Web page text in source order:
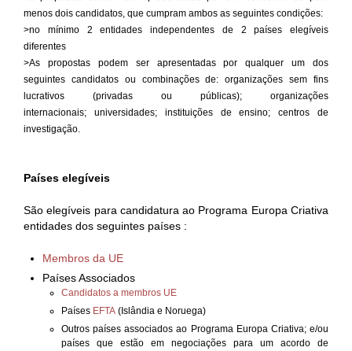
menos dois candidatos, que cumpram ambos as seguintes condições:
>no mínimo 2 entidades independentes de 2 países elegíveis
diferentes
>As propostas podem ser apresentadas por qualquer um dos
seguintes candidatos ou combinaçõesde: organizações sem fins
lucrativos (privadas ou públicas); organizações
internacionais; universidades; instituições de ensino; centros de
investigação.
Países elegíveis
São elegíveis para candidatura ao Programa Europa Criativa
entidades dos seguintes países :
Membros da UE
Países Associados
Candidatos a membros UE
Países EFTA (Islândia e Noruega)
Outros países associados ao Programa Europa Criativa; e/ou
países que estão em negociações para um acordo de